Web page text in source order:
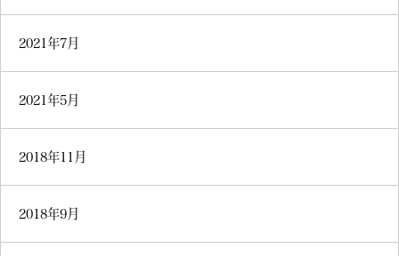
2021年7月
2021年5月
2018年11月
2018年9月